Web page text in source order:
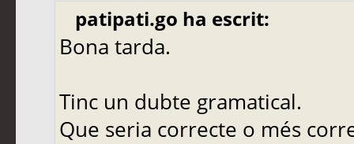
patipati.go ha escrit:
Bona tarda.
Tinc un dubte gramatical.
Que seria correcte o més